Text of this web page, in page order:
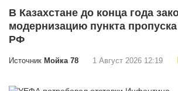
В Казахстане до конца года
модернизацию пункта
РФ
Источник Мойка 78 1 Август 2026 12:19